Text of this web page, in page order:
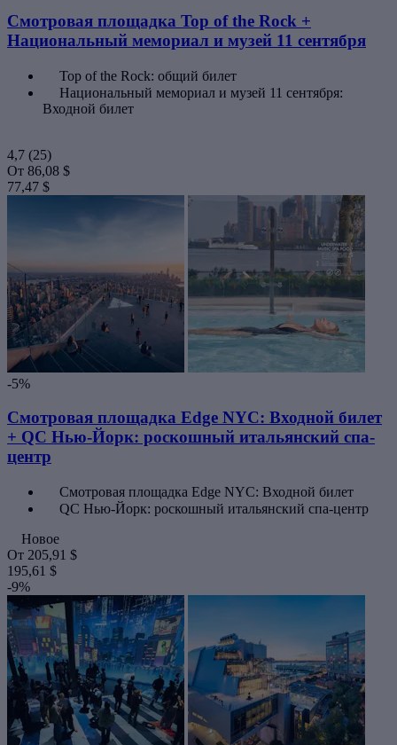
Смотровая площадка Top of the Rock +
Национальный мемориал и музей 11 сентября
Top of the Rock: общий билет
Национальный мемориал и музей 11 сентября:
Входной билет
4,7 (25)
От 86,08 $
77,47 $
-5%
Смотровая площадка Edge NYC: Входной билет
+ QC Нью-Йорк: роскошный итальянский спа-
центр
Смотровая площадка Edge NYC: Входной билет
QC Нью-Йорк: роскошный итальянский спа-центр
Новое
От 205,91 $
195,61 $
-9%